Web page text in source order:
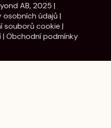
AB, 2025 |
osobních údajů |
souborů cookie |
| Obchodní podmínky